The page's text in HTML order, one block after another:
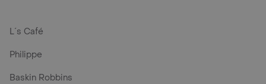
L´s Café
Philippe
Baskin Robbins